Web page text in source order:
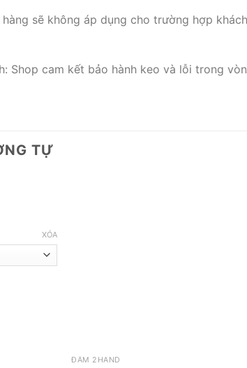
sẽ không áp dụng cho trường hợp
Shop cam kết bảo hành keo và lỗi trong
TỰ
XÓA
ĐẦM 2HAND